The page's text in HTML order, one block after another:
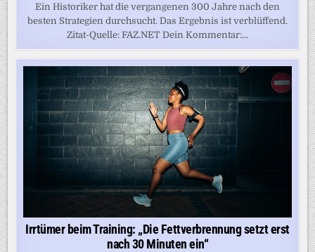
Ein Historiker hat die vergangenen 300 Jahre nach den
besten Strategien durchsucht. Das Ergebnis ist verblüffend.
Zitat-Quelle: FAZ.NET Dein Kommentar:...
Irrtümer beim Training: „Die Fettverbrennung setzt erst
nach 30 Minuten ein“